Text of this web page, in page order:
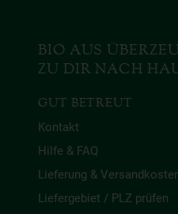
BIO AUS
ZU DIR NACH
GUT BETREUT
Kontakt
Hilfe & FAQ
Lieferung &
Liefergebiet / PLZ prüfen